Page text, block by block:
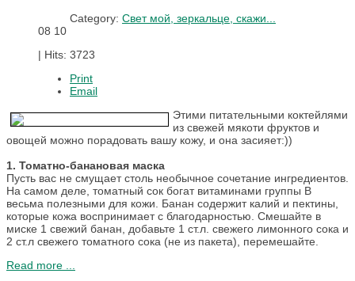
Category: Свет мой, зеркальце, скажи...
08 10
| Hits: 3723
Print
Email
Этими питательными коктейлями
из свежей мякоти фруктов и
овощей можно порадовать вашу кожу, и она засияет:))
1. Томатно-банановая маска
Пусть вас не смущает столь необычное сочетание ингредиентов.
На самом деле, томатный сок богат витаминами группы B
весьма полезными для кожи. Банан содержит калий и пектины,
которые кожа воспринимает с благодарностью. Смешайте в
миске 1 свежий банан, добавьте 1 ст.л. свежего лимонного сока и
2 ст.л свежего томатного сока (не из пакета), перемешайте.
Read more ...